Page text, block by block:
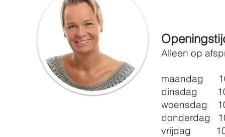
Alleen op
maandag
dinsdag
woensdag
donderdag
vrijdag